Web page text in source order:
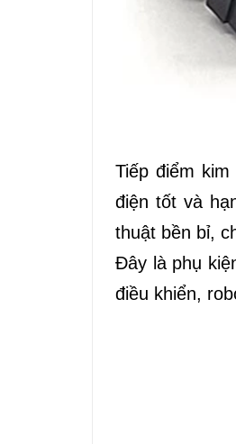
Tiếp điểm
điện tốt và
thuật bền bỉ,
Đây là phụ
điều khiển,